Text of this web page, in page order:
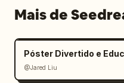
Mais de
@Jared Liu